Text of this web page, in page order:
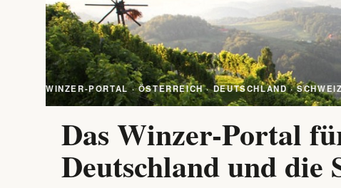
WINZER-PORTAL · ÖSTERREICH · DEUTSCHLAND · SCHWEIZ
Das Winzer-Portal
Deutschland und die